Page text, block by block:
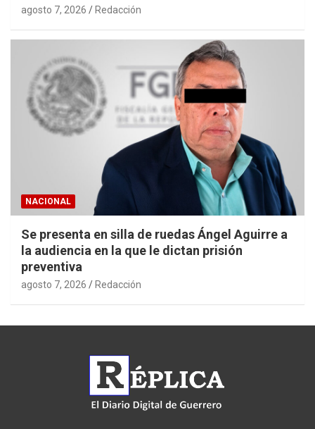
agosto 7, 2026 Redacción
NACIONAL
Se presenta en silla de ruedas Ángel Aguirre a
la audiencia en la que le dictan prisión
preventiva
agosto 7, 2026 Redacción